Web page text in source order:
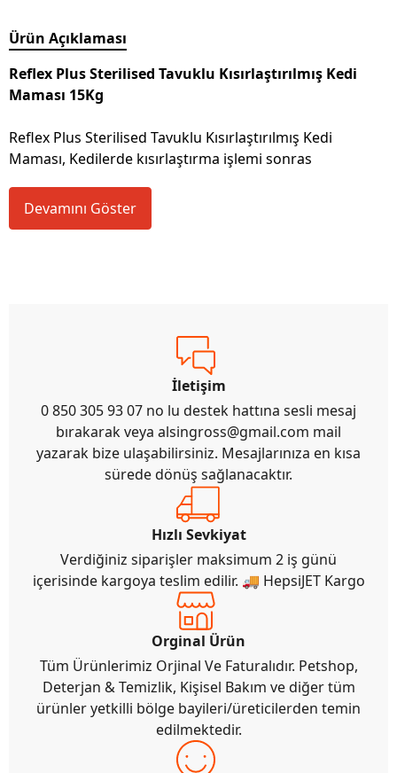
Ürün Açıklaması
Reflex Plus Sterilised Tavuklu Kısırlaştırılmış Kedi
Maması 15Kg
Reflex Plus Sterilised Tavuklu Kısırlaştırılmış Kedi
Maması, Kedilerde kısırlaştırma işlemi sonras
Devamını Göster
İletişim
0 850 305 93 07 no lu destek hattına sesli mesaj
bırakarak veya alsingross@gmail.com mail
yazarak bize ulaşabilirsiniz. Mesajlarınıza en kısa
sürede dönüş sağlanacaktır.
Hızlı Sevkiyat
Verdiğiniz siparişler maksimum 2 iş günü
içerisinde kargoya teslim edilir. 🚚 HepsiJET Kargo
Orginal Ürün
Tüm Ürünlerimiz Orjinal Ve Faturalıdır. Petshop,
Deterjan & Temizlik, Kişisel Bakım ve diğer tüm
ürünler yetkilli bölge bayileri/üreticilerden temin
edilmektedir.